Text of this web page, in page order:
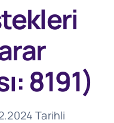
8191)
Tarihli